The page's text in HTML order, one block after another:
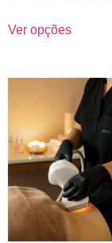
Ver opções